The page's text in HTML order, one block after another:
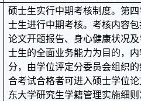
硕士生实行中期考核制度。第
士生进行中期考核。考核内容
论文开题报告、身心健康状况
士生的全面业务能力为目的，
分，由学位评定分委员会组织
合考试合格者可进入硕士学位
东大学研究生学籍管理实施细